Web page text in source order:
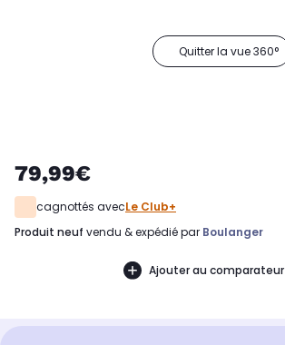
Quitter la vue 360°
79,99€
cagnottés avecLe Club+
produit neuf vendu & expédié par Boulanger
Ajouter au comparateur